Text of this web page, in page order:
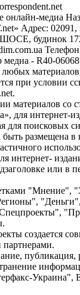
онлайн-медиа
Адрес: 02091,
будинок
медиа - R40-06068
любых
при условии
материалов со
для интернет-
для поисковых
размещена в
интернет-
или в
"Мнение",
создается
публикация,
Украина",